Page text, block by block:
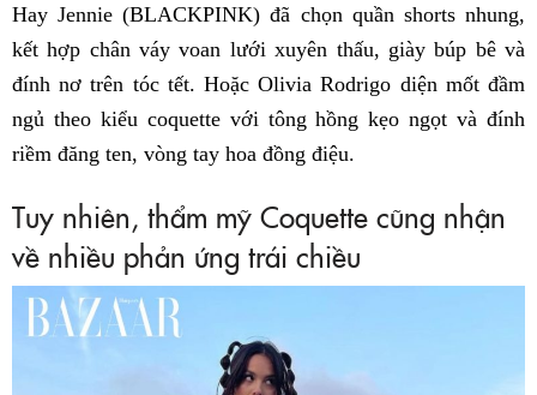
Hay Jennie (BLACKPINK) đã chọn quần shorts nhung,
kết hợp chân váy voan lưới xuyên thấu, giày búp bê và
đính nơ trên tóc tết. Hoặc Olivia Rodrigo diện mốt đầm
ngủ theo kiểu coquette với tông hồng kẹo ngọt và đính
riềm đăng ten, vòng tay hoa đồng điệu.
Tuy nhiên, thẩm mỹ Coquette cũng nhận
về nhiều phản ứng trái chiều